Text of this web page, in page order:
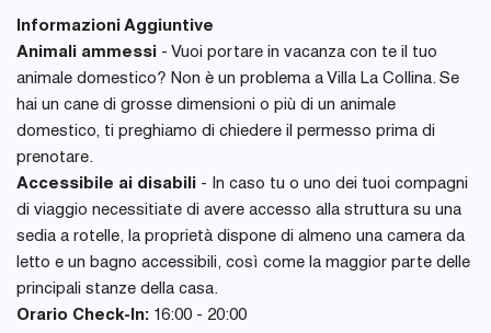
Informazioni Aggiuntive
Animali ammessi - Vuoi portare in vacanza con te il tuo
animale domestico? Non è un problema a Villa La Collina. Se
hai un cane di grosse dimensioni o più di un animale
domestico, ti preghiamo di chiedere il permesso prima di
prenotare.
Accessibile ai disabili - In caso tu o uno dei tuoi compagni
di viaggio necessitiate di avere accesso alla struttura su una
sedia a rotelle, la proprietà dispone di almeno una camera da
letto e un bagno accessibili, così come la maggior parte delle
principali stanze della casa.
Orario Check-In: 16:00 - 20:00